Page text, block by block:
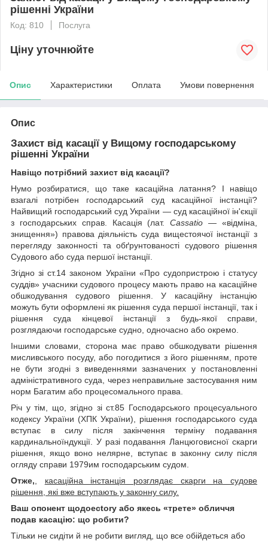
рішенні України
Код: 810 Послуга
Ціну уточнюйте
Опис Характеристики Оплата Умови повернення
Опис
Захист від касації у Вищому господарському
рішенні України
Навіщо потрібний захист від касації?
Нумо розбиратися, що таке касаційна латання? І навіщо
взагалі потрібен господарський суд касаційної інстанції?
Найвищий господарський суд України — суд касаційної ін'єкції
з господарських справ. Касація (лат.Cassatio — «відміна,
знищення») правова діяльність суда вищестоячої інстанції з
перегляду законності та обґрунтованості судового рішення
Судового або суда першої інстанції.
Згідно зі ст.14 законом України «Про судопристрою і статусу
суддів» учасники судового процесу мають право на касаційне
обшкодування судового рішення. У касаційну інстанцію
можуть бути оформлені як рішення суда першої інстанції, так і
рішення суда кінцевої інстанції з будь-якої справи,
розглядаючи господарське судно, одночасно або окремо.
Іншими словами, сторона має право обшкодувати рішення
мисливського посуду, або погодитися з його рішенням, проте
не бути згодні з виведеннями зазначених у постановленні
адміністративного суда, через неправильне застосування ним
норм Багатим або процесомального права.
Річ у тім, що, згідно зі ст.85 Господарського процесуального
кодексу України (ХПК України), рішення господарського суда
вступає в силу після закінчення терміну подавання
кардинальноїндукції. У разі подавання Ланцюговисної скарги
рішення, якщо воно нелярне, вступає в законну силу після
огляду справи 1979им господарським судом.
Отже,
касаційна інстанція розглядає скарги на судове
рішення, які вже вступають у законну силу.
Ваш опонент щодоectory або якесь «трете» обличчя
подав касацію: що робити?
Тільки не сидіти й не робити вигляд, що все обійдеться або